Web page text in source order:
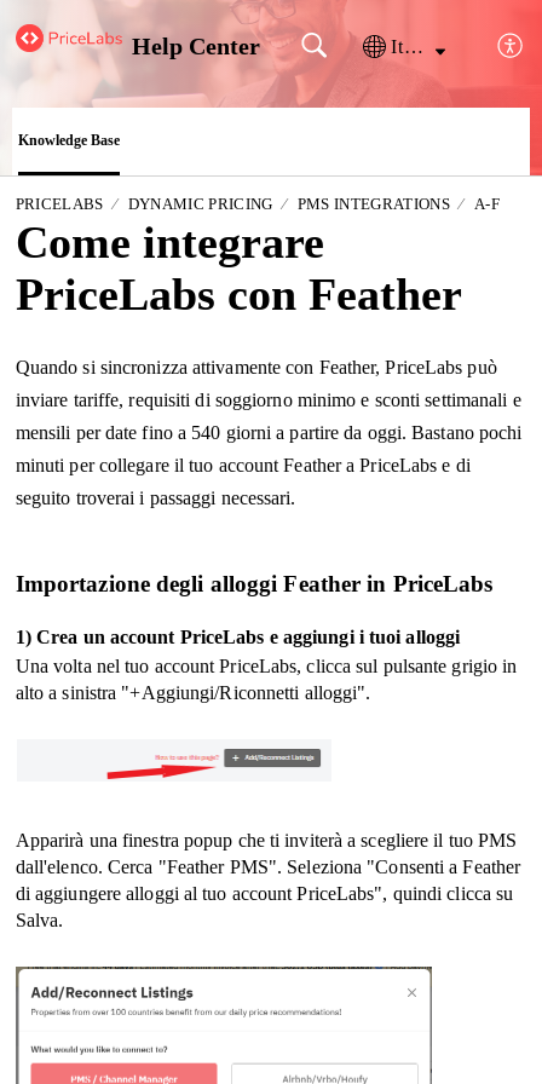
Help Center Italiano
Knowledge Base
PRICELABS DYNAMIC PRICING PMS INTEGRATIONS A-F
Come integrare
PriceLabs con Feather
Quando si sincronizza attivamente con Feather, PriceLabs può
inviare tariffe, requisiti di soggiorno minimo e sconti settimanali e
mensili per date fino a 540 giorni a partire da oggi. Bastano pochi
minuti per collegare il tuo account Feather a PriceLabs e di
seguito troverai i passaggi necessari.
Importazione degli alloggi Feather in PriceLabs
1) Crea un account PriceLabs e aggiungi i tuoi alloggi
Una volta nel tuo account PriceLabs, clicca sul pulsante grigio in
alto a sinistra "+Aggiungi/Riconnetti alloggi".
Apparirà una finestra popup che ti inviterà a scegliere il tuo PMS
dall'elenco. Cerca "Feather PMS". Seleziona "Consenti a Feather
di aggiungere alloggi al tuo account PriceLabs", quindi clicca su
Salva.